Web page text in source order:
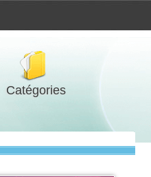
Catégories